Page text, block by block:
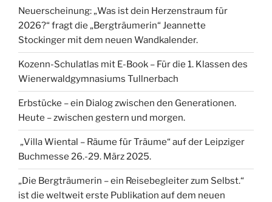
Neuerscheinung: „Was ist dein Herzenstraum für
2026?“ fragt die „Bergträumerin“ Jeannette
Stockinger mit dem neuen Wandkalender.
Kozenn-Schulatlas mit E-Book – Für die 1. Klassen des
Wienerwaldgymnasiums Tullnerbach
Erbstücke – ein Dialog zwischen den Generationen.
Heute – zwischen gestern und morgen.
„Villa Wiental – Räume für Träume“ auf der Leipziger
Buchmesse 26.-29. März 2025.
„Die Bergträumerin – ein Reisebegleiter zum Selbst.“
ist die weltweit erste Publikation auf dem neuen